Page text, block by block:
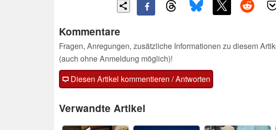
Kommentare
Fragen, Anregungen, zusätzliche Informationen zu diesem
(auch ohne Anmeldung möglich)!
Diesen Artikel kommentieren / Antworten
Verwandte Artikel